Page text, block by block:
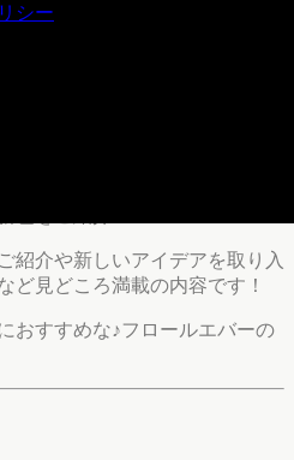
シー
切りは5/26（土）とさせて頂き
様限定のご案内となります。
紹介や新しいアイデアを取り入
ど見どころ満載の内容です！
おすすめな♪フロールエバーの